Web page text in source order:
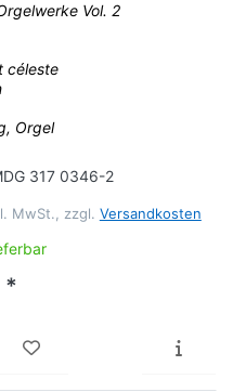
Vol. 2
céleste
Orgel
317 0346-2
MwSt., zzgl. Versandkosten
*